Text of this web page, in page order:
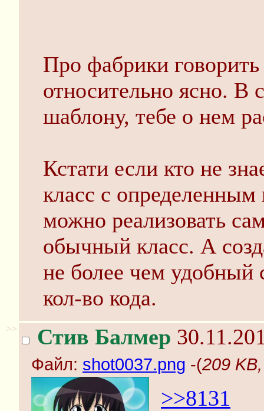
Про фабрики
относительно ясно. В
шаблону, тебе о нем
Кстати если кто не
класс с
можно реализовать
обычный класс. А
не более чем
кол-во кода.
>> Стив Балмер
Файл: shot0037.png -(209
>>8131